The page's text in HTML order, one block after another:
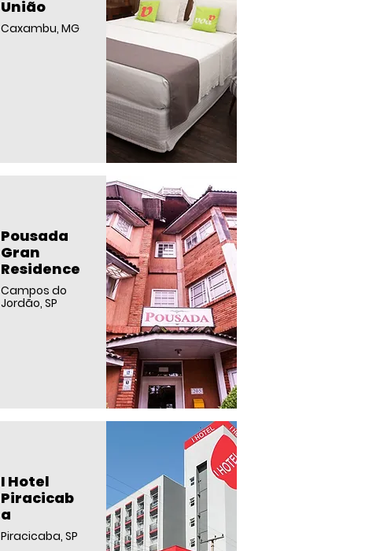
União
Caxambu, MG
Pousada
Gran
Residence
Campos do
Jordão, SP
I Hotel
Piracicab
a
Piracicaba, SP